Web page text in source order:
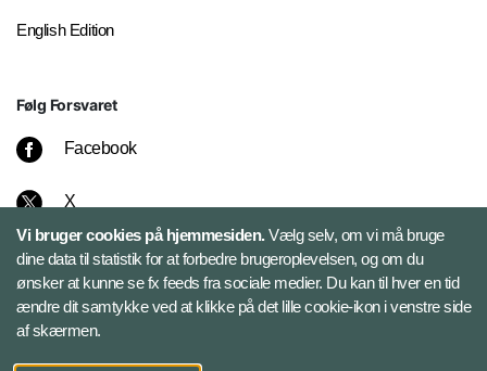
English Edition
Følg Forsvaret
Facebook
X
Instagram
Bluesky
LinkedIn
Vi bruger cookies på hjemmesiden.Vælg selv, om vi må bruge
dine data til statistik for at forbedre brugeroplevelsen, og om du
ønsker at kunne se fx feeds fra sociale medier. Du kan til hver en tid
ændre dit samtykke ved at klikke på det lille cookie-ikon i venstre side
af skærmen.